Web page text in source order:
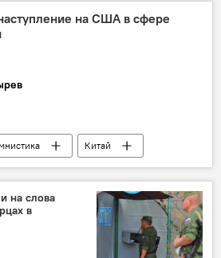
на США в сфере
Китай
на слова
в